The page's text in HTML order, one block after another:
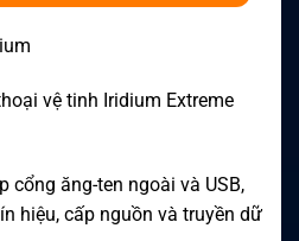
vệ tinh Iridium Extreme
cổng ăng-ten ngoài và USB,
hiệu, cấp nguồn và truyền dữ